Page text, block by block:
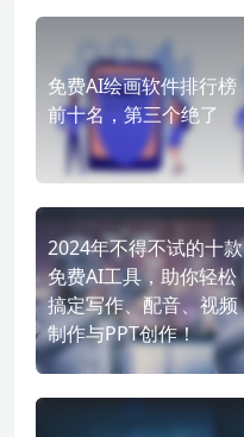
免费AI绘画软件排行榜
前十名，第三个绝了
2024年不得不试的十款
免费AI工具，助你轻松
搞定写作、配音、视频
制作与PPT创作！